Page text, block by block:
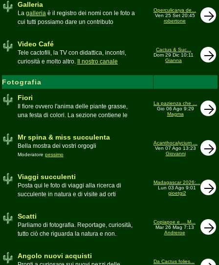
Galleria
La galleriaè il registro dei nomi con le foto a
cui tutti possiamo dare un contributo
spazio discutiamo SOLO di errori,
inesattezze, idee e altro inerenti l'argomento
Operculicarya de...
Ven 25 Set 20:45
robertone
Video Café
Tele cactofili, la TV con didattica, incontri,
curiosità e molto altro.
Il nostro canale
Cactus & Suc...
Dom 29 Dic 10:11
Gianna
Fotografia
Fiori
Il fiore ovvero l'anima delle piante grasse,
una festa di colori. La sezione contiene le
La pazienza che ...
Gio 06 Ago 9:29
Magma
Mr spina & miss succulenta
Bella mostra dei vostri orgogli
Moderatore pessimo
Acanthocalycium ...
Ven 07 Ago 13:23
Giovanni
Viaggi succulenti
Posta qui le foto di viaggi alla ricerca di
succulente in natura e di visite ad orti
Madagascar 2026:...
Lun 03 Ago 9:01
gioetgi2
Scatti
Parliamo di fotografia. Reportage, curiosità,
tutto ciò che riguarda la natura e non.
Copiapoe e ... M...
Mar 26 Mag 7:13
Andreroe
Angolo nuovi acquisti
Da Cactus folies...